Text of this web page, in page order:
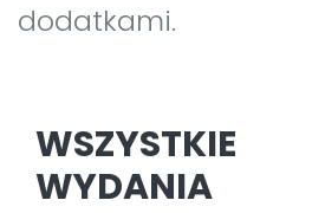
dodatkami.
WSZYSTKIE
WYDANIA